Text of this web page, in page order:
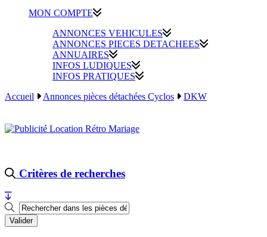
MON COMPTE
ANNONCES VEHICULES
ANNONCES PIECES DETACHEES
ANNUAIRES
INFOS LUDIQUES
INFOS PRATIQUES
Accueil
Annonces pièces détachées Cyclos DKW
Critères de recherches